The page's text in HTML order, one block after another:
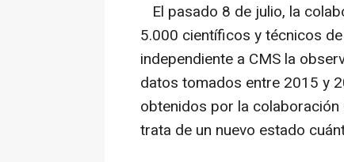
El pasado 8 de julio, la
5.000 científicos y técnicos
independiente a CMS la
datos tomados entre 2015 y
obtenidos por la
trata de un nuevo estado